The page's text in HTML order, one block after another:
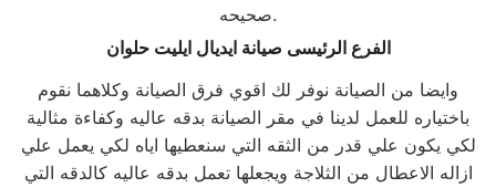
صحيحه.
الفرع الرئيسى صيانة ايديال ايليت حلوان
وايضا من الصيانة نوفر لك اقوي فرق الصيانة وكلاهما نقوم
باختياره للعمل لدينا في مقر الصيانة بدقه عاليه وكفاءة مثالية
لكي يكون علي قدر من الثقه التي سنعطيها اياه لكي يعمل علي
ازاله الاعطال من الثلاجة ويجعلها تعمل بدقه عاليه كالدقه التي